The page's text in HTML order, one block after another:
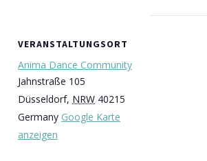
VERANSTALTUNGSORT
Anima Dance Community
Jahnstraße 105
Düsseldorf, NRW 40215
Germany Google Karte
anzeigen